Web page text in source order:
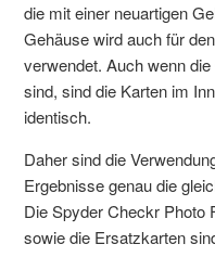
die mit einer neuartigen
Gehäuse wird auch für
verwendet. Auch wenn
sind, sind die Karten im
identisch.
Daher sind die
Ergebnisse genau die
Die Spyder Checkr Photo
sowie die Ersatzkarten